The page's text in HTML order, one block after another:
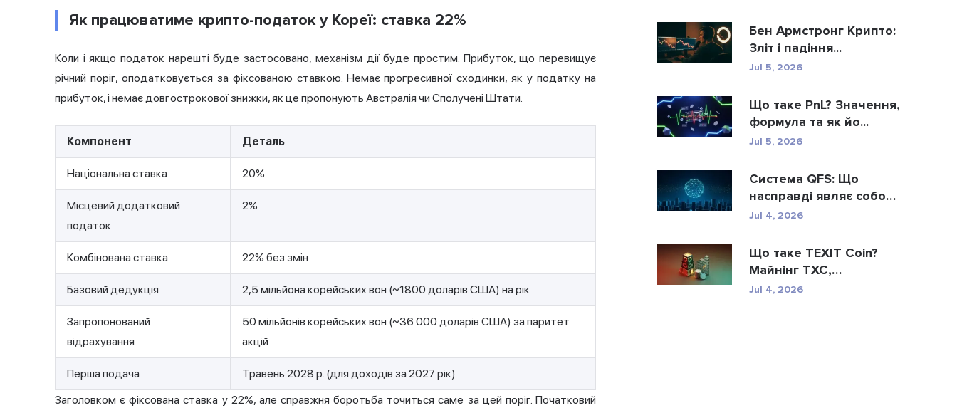
Як працюватиме крипто-податок у Кореї: ставка 22%
Коли і якщо податок нарешті буде застосовано, механізм дії буде простим. Прибуток, що перевищує
річний поріг, оподатковується за фіксованою ставкою. Немає прогресивної сходинки, як у податку на
прибуток, і немає довгострокової знижки, як це пропонують Австралія чи Сполучені Штати.
Компонент Деталь
Національна ставка 20%
Місцевий додатковий
податок
2%
Комбінована ставка 22% без змін
Базовий дедукція 2,5 мільйона корейських вон (~1800 доларів США) на рік
Запропонований
відрахування
50 мільйонів корейських вон (~36 000 доларів США) за паритет
акцій
Перша подача
Травень 2028 р. (для доходів за 2027 рік)
Заголовком є фіксована ставка у 22%, але справжня боротьба точиться саме за цей поріг. Початковий
Бен Армстронг Крипто:
Зліт і падіння...
Jul 5, 2026
Що таке PnL? Значення,
формула та як йо...
Jul 5, 2026
Система QFS: Що
насправді являє собою
...
Jul 4, 2026
Що таке TEXIT Coin?
Майнінг TXC,
характерис...
Jul 4, 2026